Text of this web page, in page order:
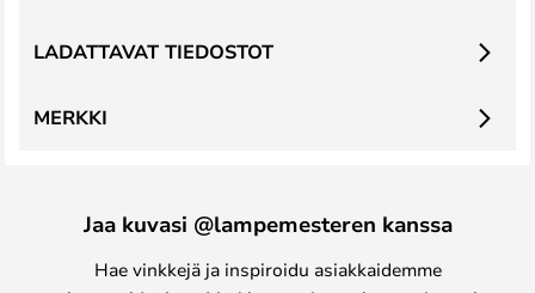
LADATTAVAT TIEDOSTOT
MERKKI
Jaa kuvasi @lampemesteren kanssa
Hae vinkkejä ja inspiroidu asiakkaidemme